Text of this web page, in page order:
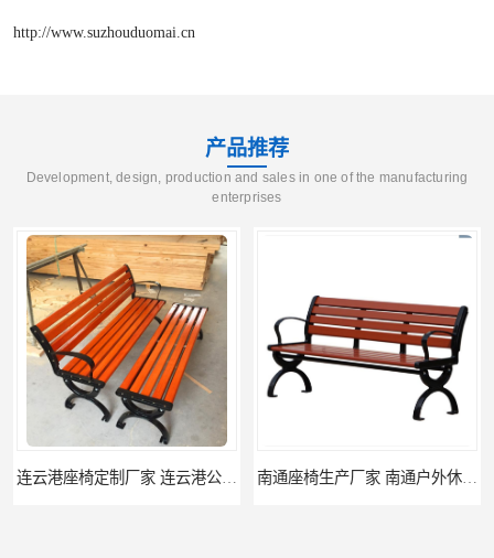
http://www.suzhouduomai.cn
产品推荐
Development, design, production and sales in one of the manufacturing
enterprises